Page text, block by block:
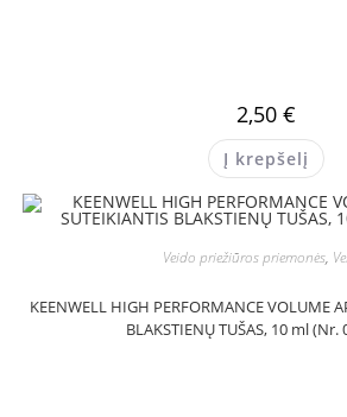
2,50 €
Į krepšelį
Veido priežiūros priemonės,
KEENWELL HIGH PERFORMANCE VOLUME
BLAKSTIENŲ TUŠAS, 10 ml (Nr.